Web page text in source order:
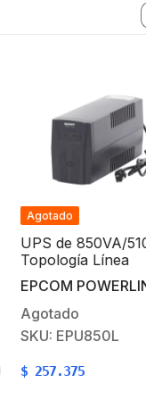
Agotado
UPS de 850VA/
Topología Línea
Interactiva /
Salida 120 Vca /
Regulador de Voltaje
AVR 80-150 Vca /
NEMA 5-15P / 4
NEMA 5-15R
EPCOM
Agotado
SKU: EPU850L
$257.375